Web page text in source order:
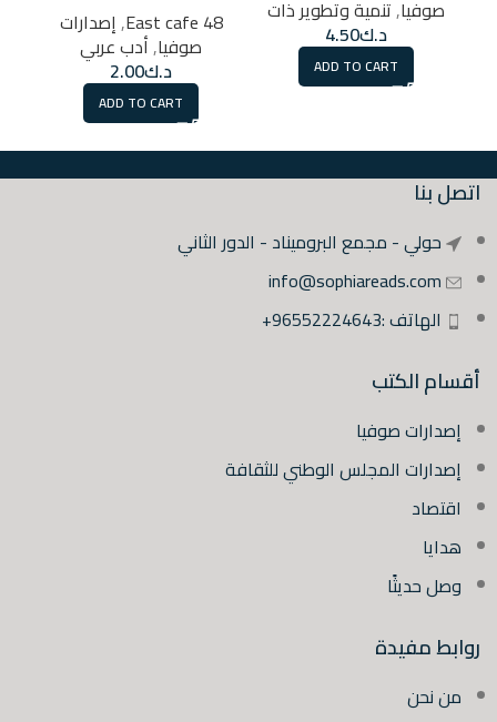
صوفيا,تنمية وتطوير ذات
د.ك4.50
ADD TO CART
48 East cafe
,إصدارات
صوفيا,أدب عربي
د.ك2.00
ADD TO CART
اتصل بنا
حولي - مجمع البروميناد - الدور الثاني
info@sophiareads.com
الهاتف :96552224643+
أقسام الكتب
إصدارات صوفيا
إصدارات المجلس الوطني للثقافة
اقتصاد
هدايا
وصل حديثًا
روابط مفيدة
من نحن